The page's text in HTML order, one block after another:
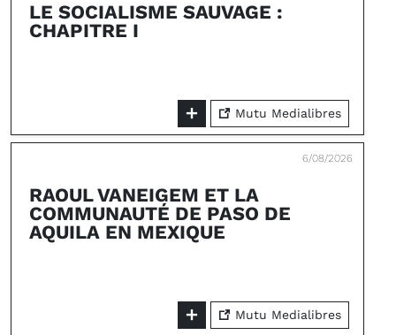
LE SOCIALISME SAUVAGE :
CHAPITRE I
Mutu Medialibres
6/08/2026
RAOUL VANEIGEM ET LA
COMMUNAUTÉ DE PASO DE
AQUILA EN MEXIQUE
Mutu Medialibres